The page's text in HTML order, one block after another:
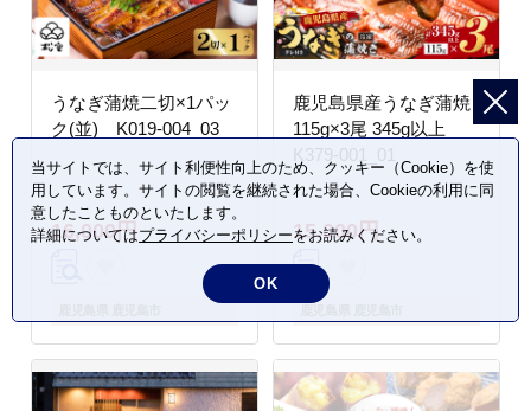
うなぎ蒲焼二切×1パッ
ク(並) K019-004_03
16,000円
鹿児島県産うなぎ蒲焼
115g×3尾 345g以上
K379-001_01
15,000円
当サイトでは、サイト利便性向上のため、クッキー（Cookie）を使
用しています。サイトの閲覧を継続された場合、Cookieの利用に同
意したことものといたします。
詳細についてはプライバシーポリシーをお読みください。
OK